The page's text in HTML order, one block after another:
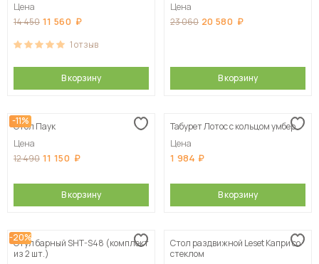
Цена
14 450 11 560
1отзыв
В корзину
Цена
23 060 20 580
В корзину
-11%
Стол Паук
Цена
12 490 11 150
В корзину
Табурет Лотос с кольцом умбер
Цена
1 984
В корзину
-20%
Стул барный SHT-S48 (комплект
из 2 шт.)
Стол раздвижной Leset Капри со
стеклом